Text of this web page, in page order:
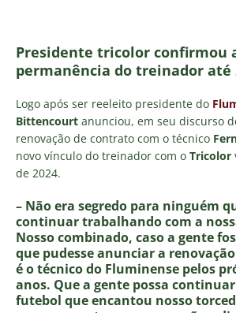
Presidente tricolor confirmou
permanência do treinador até
Logo após ser reeleito presidente do
Bittencourt anunciou, em seu discurso
renovação de contrato com o técnico
novo vínculo do treinador com o Tricolor
de 2024.
– Não era segredo para ninguém
continuar trabalhando com a
Nosso combinado, caso a gente
que pudesse anunciar a
é o técnico do Fluminense pelos
anos. Que a gente possa
futebol que encantou nosso